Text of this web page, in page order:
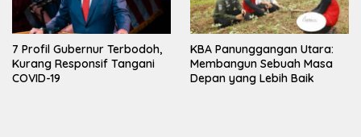
7 Profil Gubernur Terbodoh,
Kurang Responsif Tangani
COVID-19
KBA Panunggangan Utara:
Membangun Sebuah Masa
Depan yang Lebih Baik